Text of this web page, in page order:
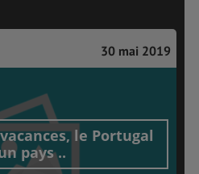
30 mai 2019
le Portugal
pays ..